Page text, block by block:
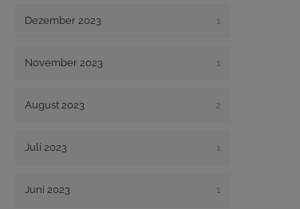
Dezember 2023 1
November 2023 1
August 2023 2
Juli 2023 1
Juni 2023 1